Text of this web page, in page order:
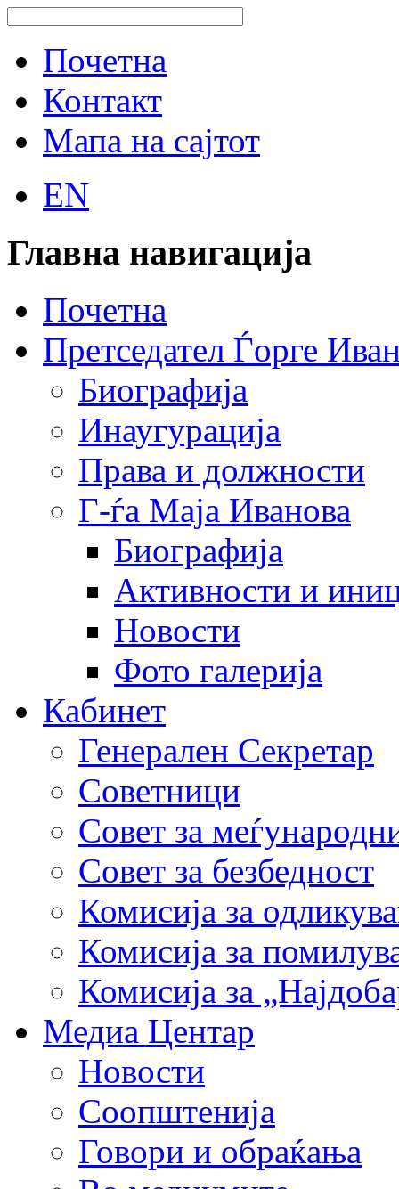
Почетна
Контакт
Мапа на сајтот
EN
Главна навигација
Почетна
Претседател Ѓорге
Биографија
Инаугурација
Права и должности
Г-ѓа Маја Иванова
Биографија
Активности и
Новости
Фото галерија
Кабинет
Генерален Секретар
Советници
Совет за
Совет за безбедност
Комисија за
Комисија за
Комисија за
Медиа Центар
Новости
Соопштенија
Говори и обраќања